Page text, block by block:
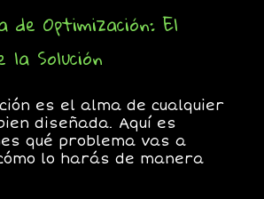
de Optimización: El
la Solución
es el alma de cualquier
diseñada. Aquí es
qué problema vas a
lo harás de manera